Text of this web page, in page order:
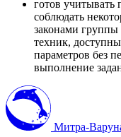
готов учитывать
соблюдать
законами
техник,
параметров без
выполнение
Митра-